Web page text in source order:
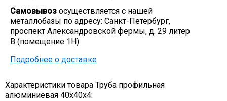
Самовывоз осуществляется с нашей
металлобазы по адресу: Санкт-Петербург,
проспект Александровской фермы, д. 29 литер
В (помещение 1Н)
Подробнее о доставке
Характеристики товара Труба профильная
алюминиевая 40х40х4: